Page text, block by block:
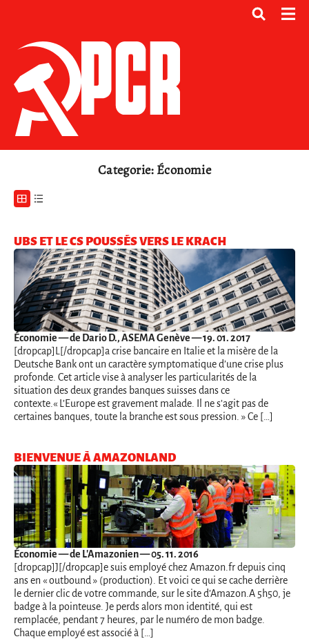
Categorie: Économie
UBS ET LE CS POUSSÉS VERS LE KRACH
Économie— de Dario D., ASEMA Genève — 19. 01. 2017
[dropcap]L[/dropcap]a crise bancaire en Italie et la misère de la
Deutsche Bank ont un caractère symptomatique d’une crise plus
profonde. Cet article vise à analyser les particularités de la
situation des deux grandes banques suisses dans ce
contexte.« L’Europe est gravement malade. Il ne s’agit pas de
certaines banques, toute la branche est sous pression. » Ce […]
BIENVENUE À AMAZONLAND
Économie— de L'Amazonien — 05. 11. 2016
[dropcap]J[/dropcap]e suis employé chez Amazon.fr depuis cinq
ans en « outbound » (production). Et voici ce qui se cache derrière
le dernier clic de votre commande, sur le site d’Amazon.A 5h50, je
badge à la pointeuse. Je perds alors mon identité, qui est
remplacée, pendant 7 heures, par le numéro de mon badge.
Chaque employé est associé à […]